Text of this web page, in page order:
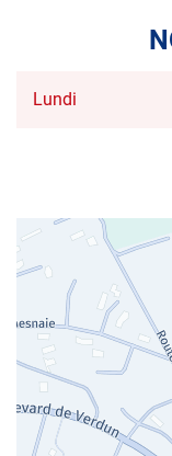
Horaires
Lundi